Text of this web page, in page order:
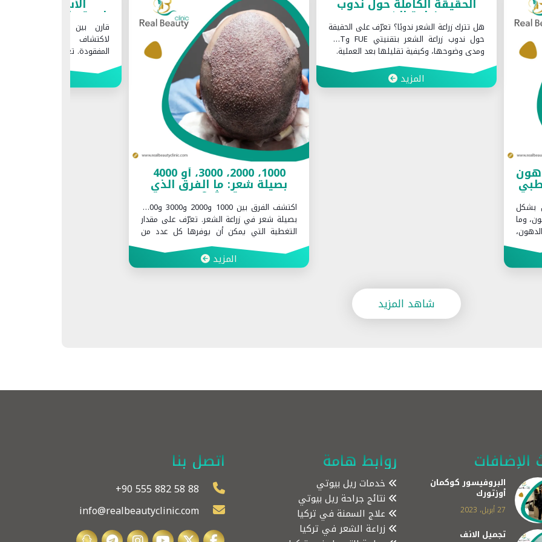
الأسنان: أيهما أفضل
لاستبدال الأسنان المفقودة؟
قارن بين زراعة الأسنان وجسور الأسنان
لاكتشاف أفضل خيار لاستبدال الأسنان
المفقودة. تعرّف على المزايا، والتكاليف، والعمر
الافتراضي، والمزيد.
المزيد
المناسب حسب
تعرّف على كيفية اختيار
المناسب لأهداف جسمك مثل
شد البطن أو نحت الجسم
شاهد المزيد
الإضافات
البروفيسور كوكمان
أوزتورك
27 أبريل، 2023
تجميل الانف
روابط هامة
خدمات ريل بيوتي
نتائج جراحة ريل بيوتي
علاج السمنة في تركيا
زراعة الشعر في تركيا
اتصل بنا
+90 555 882 58 88
info@realbeautyclinic.com